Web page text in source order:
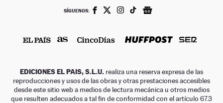
SÍGUENOS:
EDICIONES EL PAIS, S.L.U. realiza una reserva expresa de las
reproducciones y usos de las obras y otras prestaciones accesibles
desde este sitio web a medios de lectura mecánica u otros medios
que resulten adecuados a tal fin de conformidad con el artículo 67.3